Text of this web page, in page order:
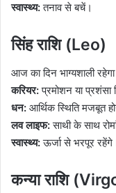
स्वास्थ्य:तनाव से बचें।
सिंह राशि (Leo)
आज का दिन भाग्यशाली
करियर:प्रमोशन या प्रशंसा
धन: आर्थिक स्थिति मजबूत
लव लाइफ:साथी के साथ
स्वास्थ्य:ऊर्जा से भरपूर
कन्या राशि